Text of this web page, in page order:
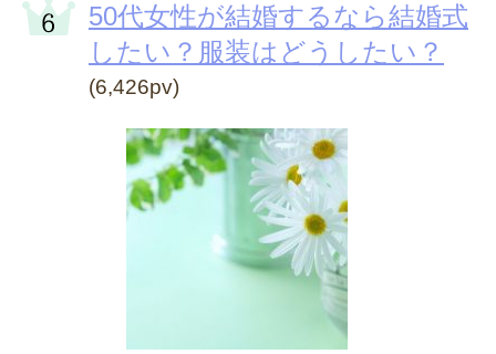
50代女性が結婚するなら結婚式
したい？服装はどうしたい？
(6,426pv)